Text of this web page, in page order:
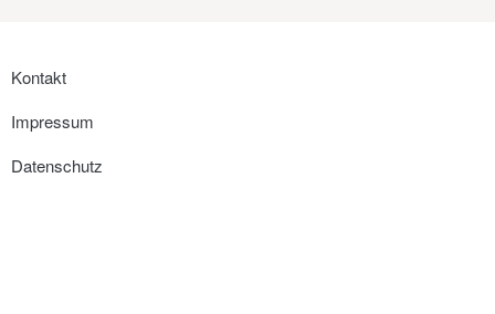
Kontakt
Impressum
Datenschutz